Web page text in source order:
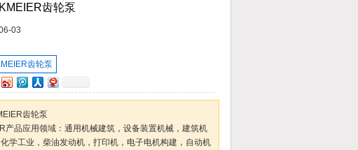
齿轮泵
03
齿轮泵
齿轮泵
产品应用领域：通用机械建筑，设备装置机械，建筑机
学工业，柴油发动机，打印机，电子电机构建，自动机